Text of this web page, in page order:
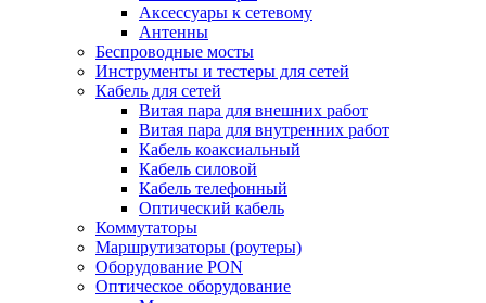
Аксессуары к сетевому
Антенны
Беспроводные мосты
Инструменты и тестеры для сетей
Кабель для сетей
Витая пара для внешних работ
Витая пара для внутренних работ
Кабель коаксиальный
Кабель силовой
Кабель телефонный
Оптический кабель
Коммутаторы
Маршрутизаторы (роутеры)
Оборудование PON
Оптическое оборудование